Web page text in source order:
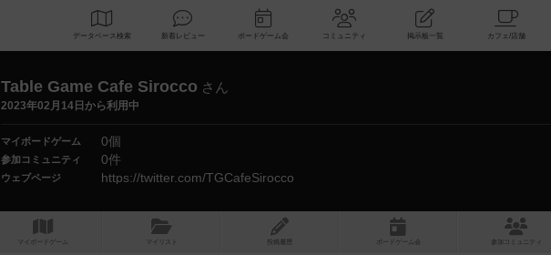
データベース 検索 新着レビュー ボードゲーム会 コミュニティ 掲示板一覧
Table Game Cafe Sirocco さん
2023年02月14日から利用中
マイボードゲーム 0個
参加コミュニティ 0件
ウェブページ https://twitter.com/TGCafeSirocco
マイボードゲーム マイリスト 投稿履歴 ボ ドゲ ーム コミュニティ